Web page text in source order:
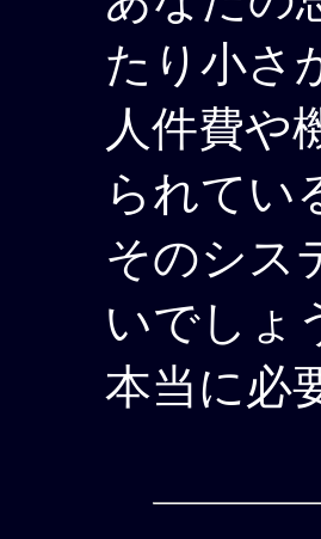
たり小さ
人件費や
られてい
そのシス
いでしょ
本当に必